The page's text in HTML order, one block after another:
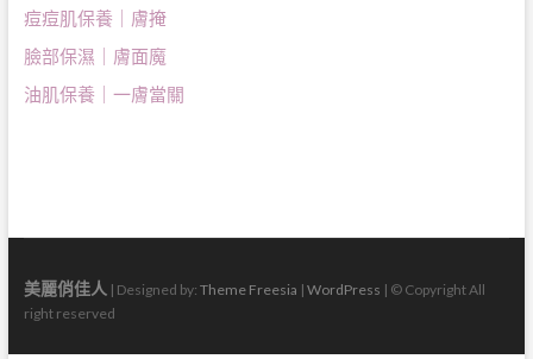
痘痘肌保養｜膚掩
臉部保濕｜膚面魔
油肌保養｜一膚當關
美麗俏佳人| Designed by: Theme Freesia | WordPress | © Copyright All
right reserved